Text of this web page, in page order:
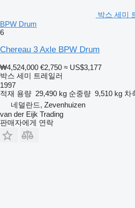
박스 세미
BPW Drum
6
Chereau 3 Axle BPW Drum
₩4,524,000 €2,750 ≈ US$3,177
박스 세미 트레일러
1997
적재 용량 29,490 kg 순중량 9,510 kg 차
네덜란드, Zevenhuizen
van der Eijk Trading
판매자에게 연락